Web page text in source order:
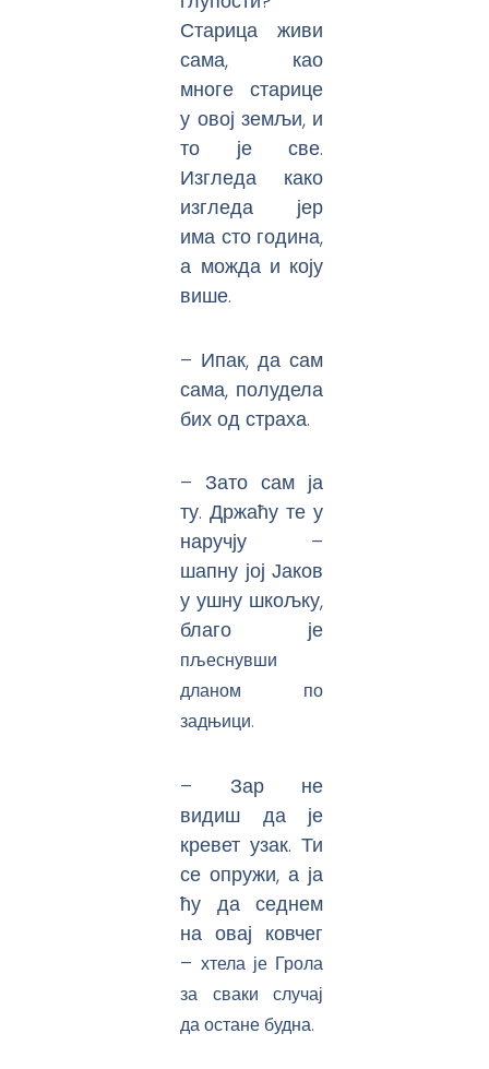
Старица живи
сама, као
многе старице
у овој земљи, и
то је све.
Изгледа како
изгледа јер
има сто година,
а можда и коју
више.
– Ипак, да сам
сама, полудела
бих од страха.
– Зато сам ја
ту. Држаћу те у
наручју –
шапну јој Јаков
у ушну шкољку,
благо је
пљеснувши
дланом по
задњици.
– Зар не
видиш да је
кревет узак. Ти
се опружи, а ја
ћу да седнем
на овај ковчег
–хтела је Грола
за сваки случај
да остане будна.